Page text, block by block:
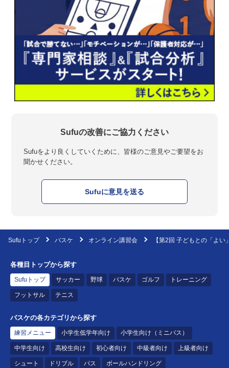
Sufuの改善にご協力ください
Sufuをより良くしていくために、皆様のご意見やご要望をお
聞かせください。
Sufuに意見を送る
Sufuトップ バスケ オンライン講習会 【第2回 子どもとの「よ
各種目トップから探す
Sufuトップ サッカー 野球 バスケ ゴルフ トレーニング
フットサル テニス
バスケの各カテゴリから探す
練習メニュー 小学生低学年向け 小学生向け（ミニバス）
中学生向け 高校生向け 初心者向け 中級者向け 上級者向け
シュート ドリブル パス ボールハンドリング